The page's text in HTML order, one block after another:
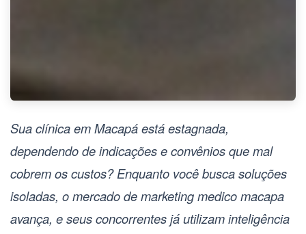
Sua clínica em Macapá está estagnada,
dependendo de indicações e convênios que mal
cobrem os custos? Enquanto você busca soluções
isoladas, o mercado demarketing medico macapa
avança, e seus concorrentes já utilizam inteligência